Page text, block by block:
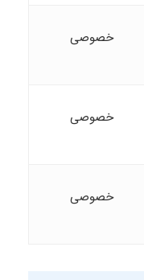
خصوصی
خصوصی
خصوصی